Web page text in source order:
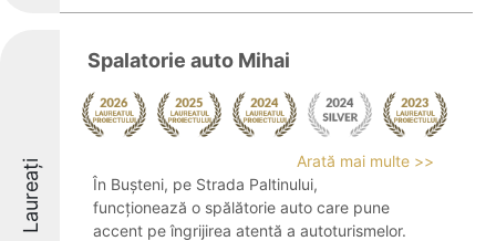
Laureați
Spalatorie auto Mihai
Arată mai multe >>
În Bușteni, pe Strada Paltinului,
funcționează o spălătorie auto care pune
accent pe îngrijirea atentă a autoturismelor.